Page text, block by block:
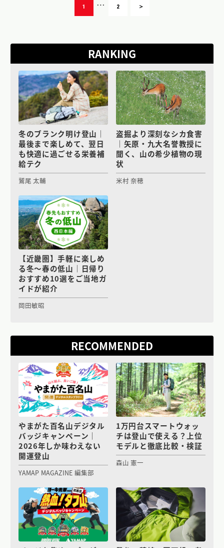
1 … 2 ＞
RANKING
冬のブランク明け登山｜
最後まで楽しめて、翌日
も快適に過ごせる栄養補
給テク
鷲尾 太輔
盗掘より深刻なシカ食害
｜矢原・九大名誉教授に
聞く、山の希少植物の現
状
米村 奈穂
【近畿圏】手軽に楽しめ
る冬〜春の低山｜日帰り
おすすめ10選をご当地ガ
イドが紹介
岡田敏昭
RECOMMENDED
やまがた百名山デジタル
バッジキャンペーン｜
2026年しか味わえない
開運登山
YAMAP MAGAZINE 編集部
1万円台スマートウォッ
チは登山で使える？上位
モデルと徹底比較・検証
森山 憲一